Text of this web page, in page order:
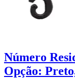
Número
Opção: